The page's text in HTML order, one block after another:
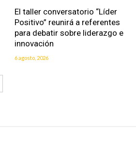
El taller conversatorio “Líder
Positivo” reunirá a referentes
para debatir sobre liderazgo e
innovación
6 agosto, 2026